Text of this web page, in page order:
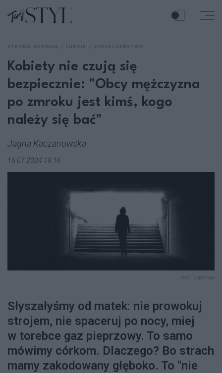
Kobiety nie czują się
bezpiecznie: "Obcy mężczyzna
po zmroku jest kimś, kogo
należy się bać"
Jagna Kaczanowska
16.07.2024 19:16
Słyszałyśmy od matek: nie prowokuj
strojem, nie spaceruj po nocy, miej
w torebce gaz pieprzowy. To samo
mówimy córkom. Dlaczego? Bo strach
mamy zakodowany głęboko. To "nie